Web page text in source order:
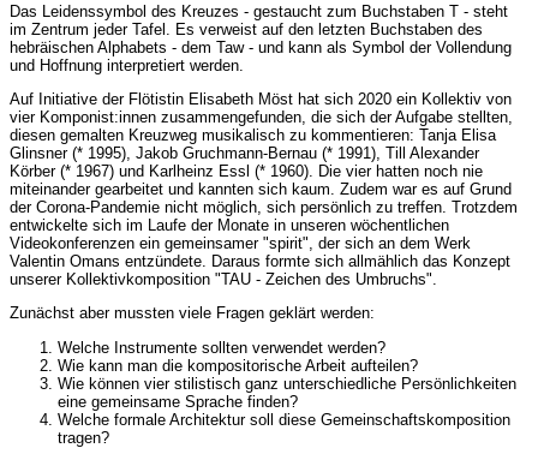
Das Leidenssymbol des Kreuzes - gestaucht zum Buchstaben T - steht
im Zentrum jeder Tafel. Es verweist auf den letzten Buchstaben des
hebräischen Alphabets - dem Taw - und kann als Symbol der Vollendung
und Hoffnung interpretiert werden.
Auf Initiative der Flötistin Elisabeth Möst hat sich 2020 ein Kollektiv von
vier Komponist:innen zusammengefunden, die sich der Aufgabe stellten,
diesen gemalten Kreuzweg musikalisch zu kommentieren: Tanja Elisa
Glinsner (* 1995), Jakob Gruchmann-Bernau (* 1991), Till Alexander
Körber (* 1967) und Karlheinz Essl (* 1960). Die vier hatten noch nie
miteinander gearbeitet und kannten sich kaum. Zudem war es auf Grund
der Corona-Pandemie nicht möglich, sich persönlich zu treffen. Trotzdem
entwickelte sich im Laufe der Monate in unseren wöchentlichen
Videokonferenzen ein gemeinsamer "spirit", der sich an dem Werk
Valentin Omans entzündete. Daraus formte sich allmählich das Konzept
unserer Kollektivkomposition "TAU - Zeichen des Umbruchs".
Zunächst aber mussten viele Fragen geklärt werden:
Welche Instrumente sollten verwendet werden?
Wie kann man die kompositorische Arbeit aufteilen?
Wie können vier stilistisch ganz unterschiedliche Persönlichkeiten
eine gemeinsame Sprache finden?
Welche formale Architektur soll diese Gemeinschaftskomposition
tragen?